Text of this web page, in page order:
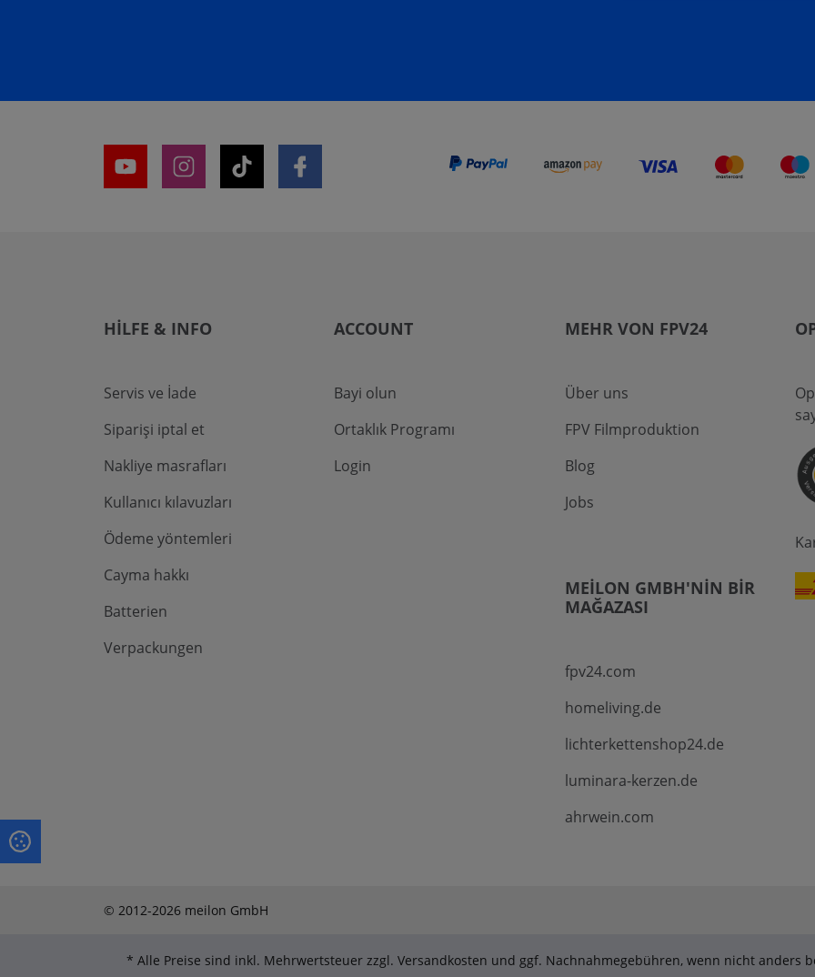
HILFE & INFO
Servis ve İade
Siparişi iptal et
Nakliye masrafları
Kullanıcı kılavuzları
Ödeme yöntemleri
Cayma hakkı
Batterien
Verpackungen
ACCOUNT
Bayi olun
Ortaklık Programı
Login
MEHR VON FPV24
Über uns
FPV Filmproduktion
Blog
Jobs
MEILON GMBH'NIN BIR
MAĞAZASI
fpv24.com
homeliving.de
lichterkettenshop24.de
luminara-kerzen.de
ahrwein.com
© 2012-2026 meilon GmbH
* Alle Preise sind inkl. Mehrwertsteuer zzgl. Versandkosten und ggf. Nachnahmegebühren, wenn nicht